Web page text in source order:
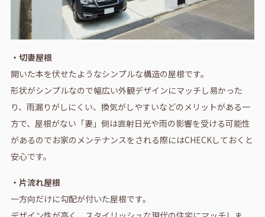
・切妻屋根
開いた本を伏せたようなシンプルな構造の屋根です。
形状がシンプルなので幅広い外観デザインにマッチし易かった
り、雨漏りがしにくい、換気がしやすいなどのメリットがある一
方で、屋根がない「妻」側は直射日光や雨の影響を受ける可能性
があるのでお家のメンテナンスをされる際にはCHECKしておくと
安心です。
・片流れ屋根
一方向だけに勾配が付いた屋根です。